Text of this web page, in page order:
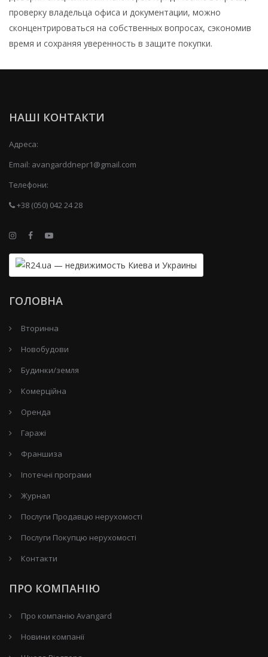
проверку владельца офиса и документации, можно
сконцентрироваться на собственных вопросах, сэкономив
время и сохраняя уверенность в защите покупки.
НАШІ КОНТАКТИ
Адреса:
Email: avangarddnepr1@gmail.com
Телефони:
+38 (050) 042 24 28
ГОЛОВНА
Вторинна
Новобудови
Будинки/земля
Комерційна
Оренда
Гаражі
Франшиза
Іпотечні програми
Журнал
Послуги Продавцю нерухомості
Послуги Покупцю нерухомості
Контакти
ПРО КОМПАНІЮ
Про компанію Avangard
Новини компанії